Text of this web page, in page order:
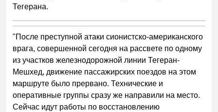
Тегерана.
"После преступной атаки сионистско-американского
врага, совершенной сегодня на рассвете по одному
из участков железнодорожной линии Тегеран-
Мешхед, движение пассажирских поездов на этом
маршруте было прервано. Технические и
оперативные группы сразу же направили на место.
Сейчас идут работы по восстановлению